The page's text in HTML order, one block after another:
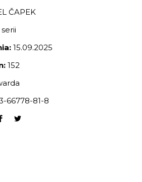
ČAPEK
15.09.2025
152
66778-81-8